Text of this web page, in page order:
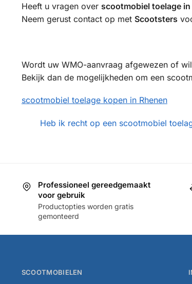
Heeft u vragen over scootmobiel toelage in
Neem gerust contact op met Scootsters
Wordt uw WMO-aanvraag afgewezen of
Bekijk dan de mogelijkheden om een
scootmobiel toelage kopen in Rhenen
Heb ik recht op een scootmobiel
Professioneel gereedgemaakt
voor gebruik
Productopties worden gratis
gemonteerd
SCOOTMOBIELEN